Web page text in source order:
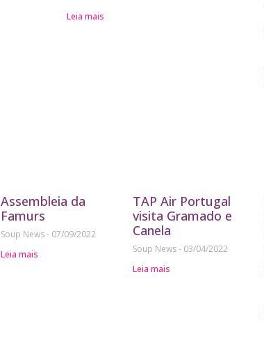
Leia mais
Assembleia da
Famurs
Soup News
07/09/2022
Leia mais
TAP Air Portugal
visita Gramado e
Canela
Soup News
03/04/2022
Leia mais